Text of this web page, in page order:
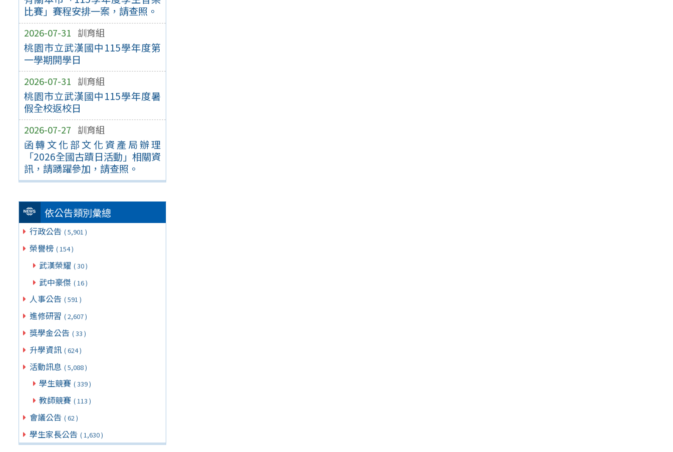
比賽」賽程安排一案，請查照。
2026-07-31 訓育組
桃園市立武漢國中115學年度第
一學期開學日
2026-07-31 訓育組
桃園市立武漢國中115學年度暑
假全校返校日
2026-07-27 訓育組
函轉文化部文化資產局辦理
「2026全國古蹟日活動」相關資
訊，請踴躍參加，請查照。
依公告類別彙總
行政公告 ( 5,901 )
榮譽榜 ( 154 )
武漢榮耀 ( 30 )
武中豪傑 ( 16 )
人事公告 ( 591 )
進修研習 ( 2,607 )
獎學金公告 ( 33 )
升學資訊 ( 624 )
活動訊息 ( 5,088 )
學生競賽 ( 339 )
教師競賽 ( 113 )
會議公告 ( 62 )
學生家長公告 ( 1,630 )